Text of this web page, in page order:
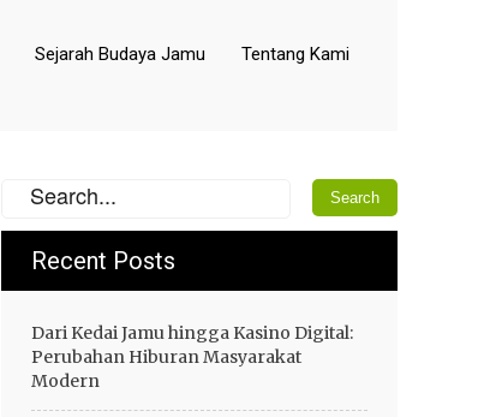
Sejarah Budaya Jamu Tentang Kami
Recent Posts
Dari Kedai Jamu hingga Kasino Digital:
Perubahan Hiburan Masyarakat
Modern